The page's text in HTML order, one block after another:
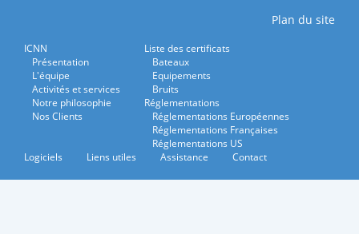
Plan du site
ICNN
Présentation
L'équipe
Activités et services
Notre philosophie
Nos Clients
Liste des certificats
Bateaux
Equipements
Bruits
Réglementations
Réglementations Européennes
Réglementations Françaises
Réglementations US
Logiciels
Liens utiles Assistance Contact